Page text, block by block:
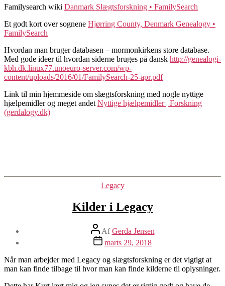
Familysearch wiki Danmark Slægtsforskning • FamilySearch
Et godt kort over sognene Hjørring County, Denmark Genealogy •
FamilySearch
Hvordan man bruger databasen – mormonkirkens store database.
Med gode ideer til hvordan siderne bruges på dansk http://genealogi-
kbh.dk.linux77.unoeuro-server.com/wp-
content/uploads/2016/01/FamilySearch-25-apr.pdf
Link til min hjemmeside om slægtsforskning med nogle nyttige
hjælpemidler og meget andet Nyttige hjælpemidler | Forskning
(gerdalogy.dk)
Kategorier
Legacy
Kilder i Legacy
Indlægsforfatter
AfGerda Jensen
Indlægsdato
marts 29, 2018
Når man arbejder med Legacy og slægtsforskning er det vigtigt at
man kan finde tilbage til hvor man kan finde kilderne til oplysninger.